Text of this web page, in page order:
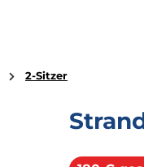
2-Sitzer